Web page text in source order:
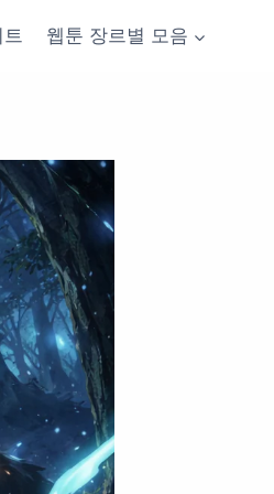
웹툰 장르별 모음